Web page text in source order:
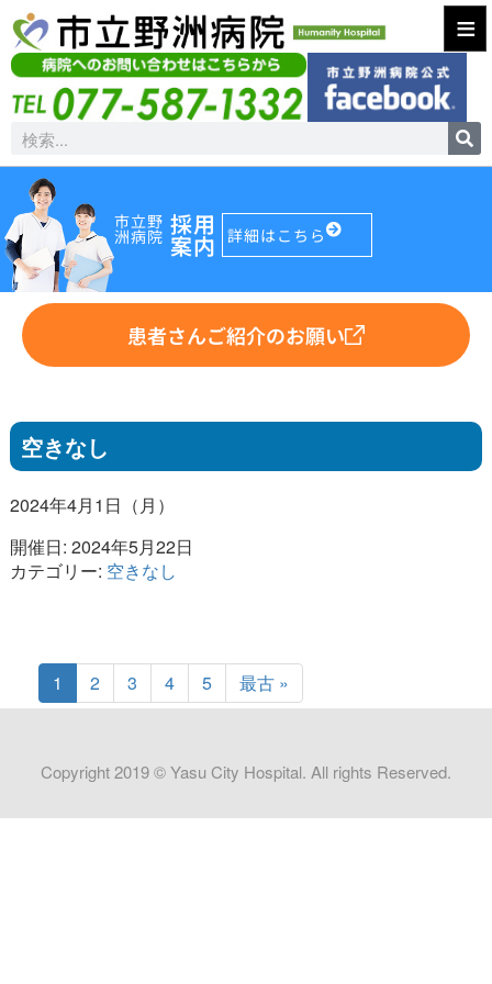
≡
市立野
洲病院 採用
案内 詳細はこちら
患者さんご紹介のお願い
空きなし
2024年4月1日（月）
開催日: 2024年5月22日
カテゴリー: 空きなし
1 2 3 4 5 最古 »
Copyright 2019 © Yasu City Hospital. All rights Reserved.